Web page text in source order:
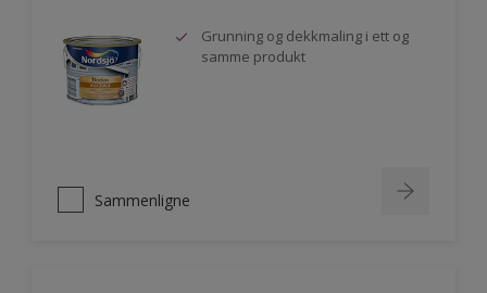
Grunning og dekkmaling i ett og
samme produkt
Sammenligne